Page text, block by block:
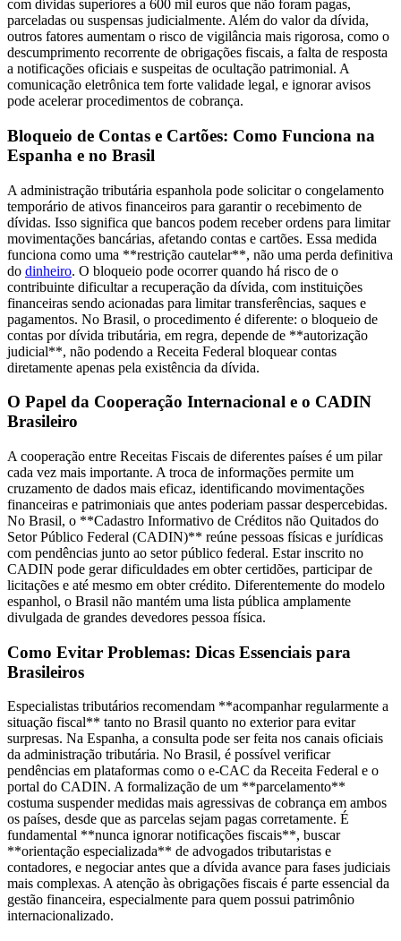
com dívidas superiores a 600 mil euros que não foram pagas,
parceladas ou suspensas judicialmente. Além do valor da dívida,
outros fatores aumentam o risco de vigilância mais rigorosa, como o
descumprimento recorrente de obrigações fiscais, a falta de resposta
a notificações oficiais e suspeitas de ocultação patrimonial. A
comunicação eletrônica tem forte validade legal, e ignorar avisos
pode acelerar procedimentos de cobrança.
Bloqueio de Contas e Cartões: Como Funciona na
Espanha e no Brasil
A administração tributária espanhola pode solicitar o congelamento
temporário de ativos financeiros para garantir o recebimento de
dívidas. Isso significa que bancos podem receber ordens para limitar
movimentações bancárias, afetando contas e cartões. Essa medida
funciona como uma **restrição cautelar**, não uma perda definitiva
do dinheiro. O bloqueio pode ocorrer quando há risco de o
contribuinte dificultar a recuperação da dívida, com instituições
financeiras sendo acionadas para limitar transferências, saques e
pagamentos. No Brasil, o procedimento é diferente: o bloqueio de
contas por dívida tributária, em regra, depende de **autorização
judicial**, não podendo a Receita Federal bloquear contas
diretamente apenas pela existência da dívida.
O Papel da Cooperação Internacional e o CADIN
Brasileiro
A cooperação entre Receitas Fiscais de diferentes países é um pilar
cada vez mais importante. A troca de informações permite um
cruzamento de dados mais eficaz, identificando movimentações
financeiras e patrimoniais que antes poderiam passar despercebidas.
No Brasil, o **Cadastro Informativo de Créditos não Quitados do
Setor Público Federal (CADIN)** reúne pessoas físicas e jurídicas
com pendências junto ao setor público federal. Estar inscrito no
CADIN pode gerar dificuldades em obter certidões, participar de
licitações e até mesmo em obter crédito. Diferentemente do modelo
espanhol, o Brasil não mantém uma lista pública amplamente
divulgada de grandes devedores pessoa física.
Como Evitar Problemas: Dicas Essenciais para
Brasileiros
Especialistas tributários recomendam **acompanhar regularmente a
situação fiscal** tanto no Brasil quanto no exterior para evitar
surpresas. Na Espanha, a consulta pode ser feita nos canais oficiais
da administração tributária. No Brasil, é possível verificar
pendências em plataformas como o e-CAC da Receita Federal e o
portal do CADIN. A formalização de um **parcelamento**
costuma suspender medidas mais agressivas de cobrança em ambos
os países, desde que as parcelas sejam pagas corretamente. É
fundamental **nunca ignorar notificações fiscais**, buscar
**orientação especializada** de advogados tributaristas e
contadores, e negociar antes que a dívida avance para fases judiciais
mais complexas. A atenção às obrigações fiscais é parte essencial da
gestão financeira, especialmente para quem possui patrimônio
internacionalizado.